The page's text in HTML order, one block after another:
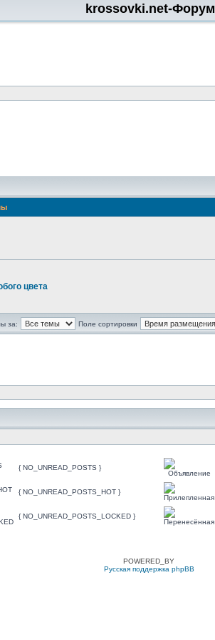
krossovki.net-Форум
цвета
за: Поле сортировки
{ NO_UNREAD_POSTS }
{ NO_UNREAD_POSTS_HOT }
{ NO_UNREAD_POSTS_LOCKED }
POWERED_BY
Русская поддержка phpBB